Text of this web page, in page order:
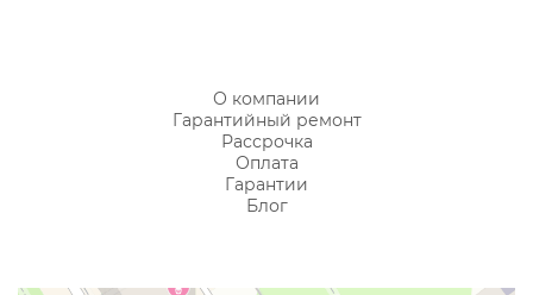
О компании
Гарантийный ремонт
Рассрочка
Оплата
Гарантии
Блог